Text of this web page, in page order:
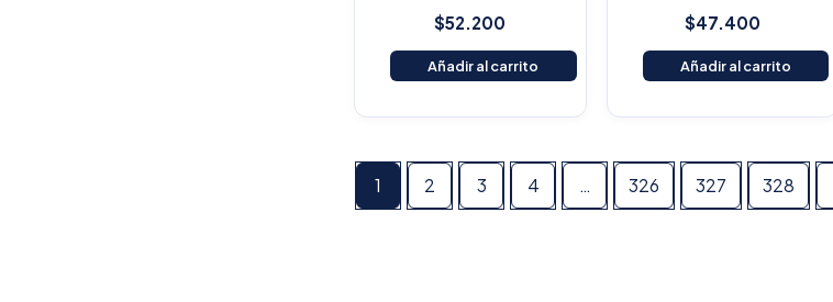
$52.200
Añadir al carrito
$47.400
Añadir al carrito
1 2 3 4 … 326 327 328